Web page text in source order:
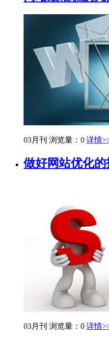
03月刊 浏览量：0 详情
做好网站优化
03月刊 浏览量：0 详情